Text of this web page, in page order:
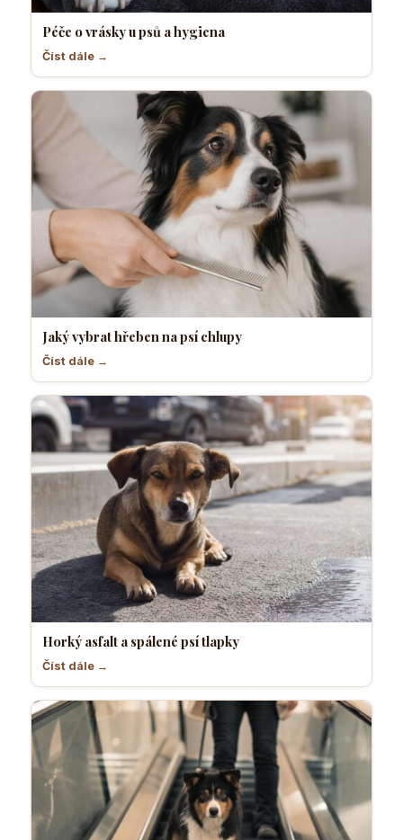
Péče o vrásky u psů a hygiena
Číst dále →
Jaký vybrat hřeben na psí chlupy
Číst dále →
Horký asfalt a spálené psí tlapky
Číst dále →